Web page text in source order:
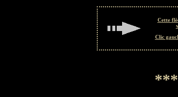
Cette
Clic
***